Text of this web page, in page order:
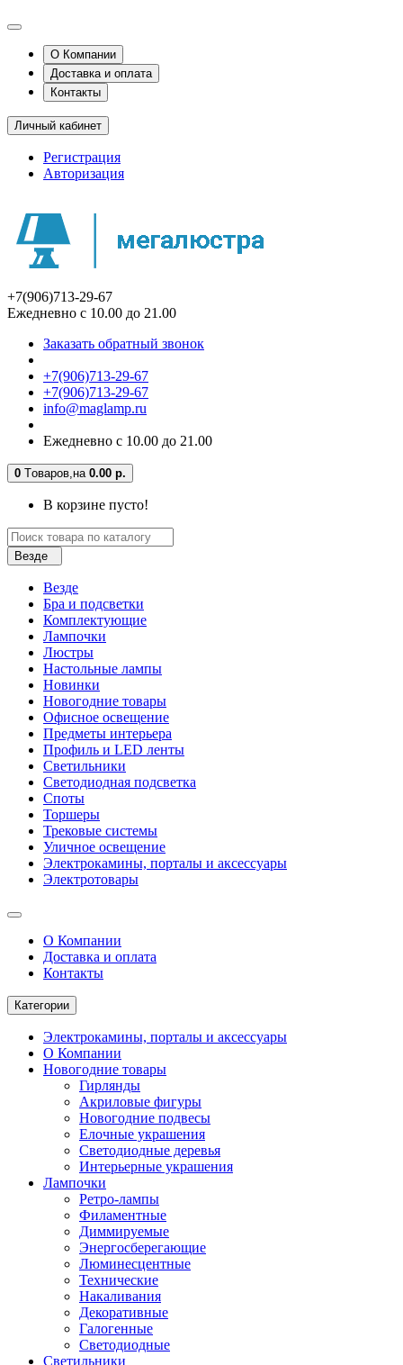
О Компании
Доставка и оплата
Контакты
Личный кабинет
Регистрация
Авторизация
+7(906)713-29-67
Ежедневно с 10.00 до 21.00
Заказать обратный звонок
+7(906)713-29-67
+7(906)713-29-67
info@maglamp.ru
Ежедневно с 10.00 до 21.00
0 Tоваров,на 0.00 р.
В корзине пусто!
Везде
Везде
Бра и подсветки
Комплектующие
Лампочки
Люстры
Настольные лампы
Новинки
Новогодние товары
Офисное освещение
Предметы интерьера
Профиль и LED ленты
Светильники
Светодиодная подсветка
Споты
Торшеры
Трековые системы
Уличное освещение
Электрокамины, порталы и аксессуары
Электротовары
О Компании
Доставка и оплата
Контакты
Категории
Электрокамины, порталы и аксессуары
О Компании
Новогодние товары
Гирлянды
Акриловые фигуры
Новогодние подвесы
Елочные украшения
Светодиодные деревья
Интерьерные украшения
Лампочки
Ретро-лампы
Филаментные
Диммируемые
Энергосберегающие
Люминесцентные
Технические
Накаливания
Декоративные
Галогенные
Светодиодные
Светильники